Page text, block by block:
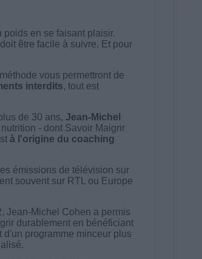
en se faisant plaisir.
être facile à suivre. Et pour
vous permettront de
interdits, tout est
de 30 ans, Jean-Michel
- dont Savoir Maigrir
à l'origine du coaching
émissions de télévision sur
souvent sur RTL ou Europe
Jean-Michel Cohen a permis
durablement en bénéficiant
programme minceur plus